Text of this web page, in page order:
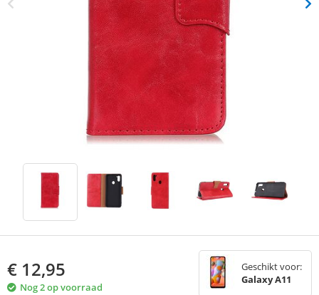
€ 12,95
Nog 2 op voorraad
Geschikt voor:
Galaxy A11